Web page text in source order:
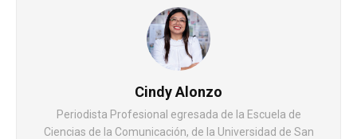
Cindy Alonzo
Periodista Profesional egresada de la Escuela de
Ciencias de la Comunicación, de la Universidad de San